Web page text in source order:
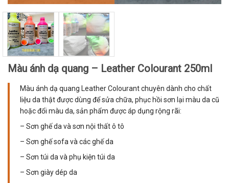
Màu ánh dạ quang – Leather Colourant 250ml
Màu ánh dạ quang Leather Colourant chuyên dành cho chất
liệu da thật được dùng để sửa chữa, phục hồi sơn lại màu da cũ
hoặc đổi màu da, sản phẩm được áp dụng rộng rãi:
– Sơn ghế da và sơn nội thất ô tô
– Sơn ghế sofa và các ghế da
– Sơn túi da và phụ kiện túi da
– Sơn giày dép da